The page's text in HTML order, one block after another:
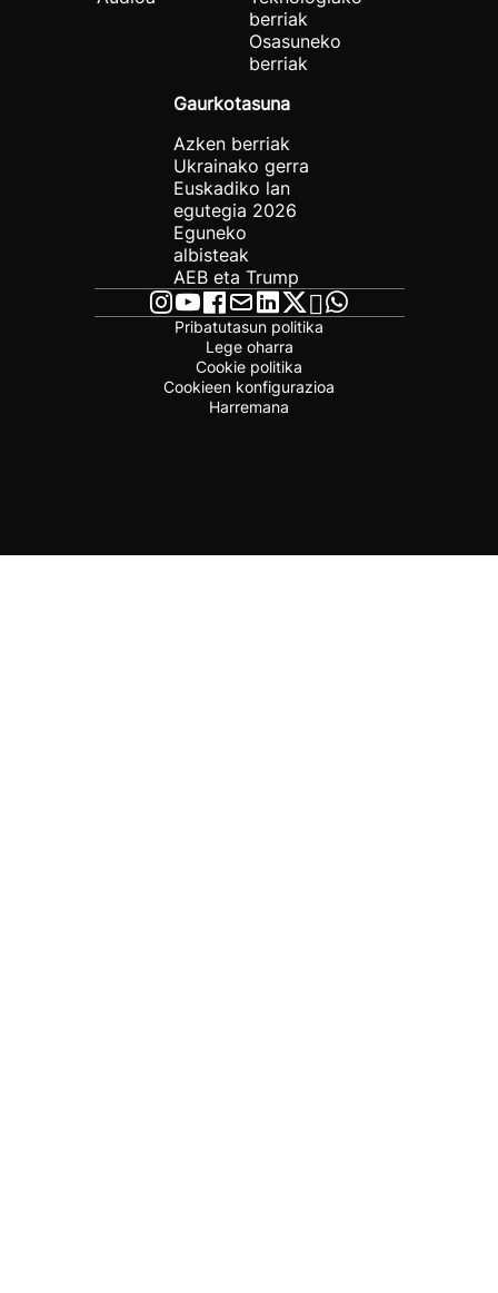
berriak
Osasuneko
berriak
Gaurkotasuna
Azken berriak
Ukrainako gerra
Euskadiko lan
egutegia 2026
Eguneko
albisteak
AEB eta Trump
Pribatutasun politika
Lege oharra
Cookie politika
Cookieen konfigurazioa
Harremana